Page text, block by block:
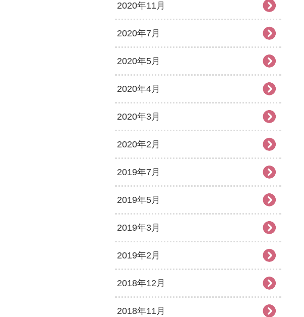
2020年11月
2020年7月
2020年5月
2020年4月
2020年3月
2020年2月
2019年7月
2019年5月
2019年3月
2019年2月
2018年12月
2018年11月